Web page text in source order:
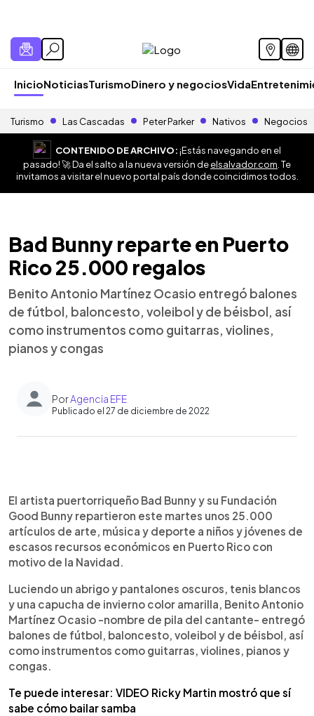
InicioNoticiasTurismoDinero y negociosVida
Turismo Las Cascadas Peter Parker Nativos Negocios
CONTENIDO DE ARCHIVO:¡Estás navegando en el
pasado! 🚀 Da el salto a la nueva versión deelsalvador.com . Te
invitamos a visitar el nuevo portal país donde coincidimos todos.
Bad Bunny reparte en Puerto
Rico 25.000 regalos
Benito Antonio Martínez Ocasio entregó balones
de fútbol, baloncesto, voleibol y de béisbol, así
como instrumentos como guitarras, violines,
pianos y congas
PorAgencia EFE
Publicado el 27 de diciembre de 2022
► Escuchar artículo
El artista puertorriqueño Bad Bunny y su Fundación
Good Bunny repartieron este martes unos 25.000
artículos de arte, música y deporte a niños y jóvenes de
escasos recursos económicos en Puerto Rico con
motivo de la Navidad.
Luciendo un abrigo y pantalones oscuros, tenis blancos
y una capucha de invierno color amarilla, Benito Antonio
Martínez Ocasio -nombre de pila del cantante- entregó
balones de fútbol, baloncesto, voleibol y de béisbol, así
como instrumentos como guitarras, violines, pianos y
congas.
Te puede interesar: VIDEO Ricky Martin mostró que sí
sabe cómo bailar samba